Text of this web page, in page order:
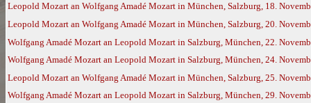
Leopold Mozart an Wolfgang Amadé Mozart in München, Salzburg, 18.
Leopold Mozart an Wolfgang Amadé Mozart in München, Salzburg, 20.
Wolfgang Amadé Mozart an Leopold Mozart in Salzburg, München, 22.
Wolfgang Amadé Mozart an Leopold Mozart in Salzburg, München, 24.
Leopold Mozart an Wolfgang Amadé Mozart in München, Salzburg, 25.
Wolfgang Amadé Mozart an Leopold Mozart in Salzburg, München, 29.